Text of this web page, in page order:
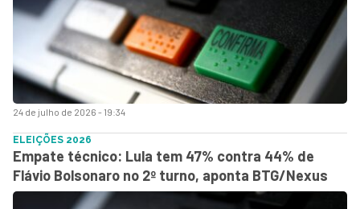
24 de julho de 2026 - 19:34
ELEIÇÕES 2026
Empate técnico: Lula tem 47% contra 44% de
Flávio Bolsonaro no 2º turno, aponta BTG/Nexus